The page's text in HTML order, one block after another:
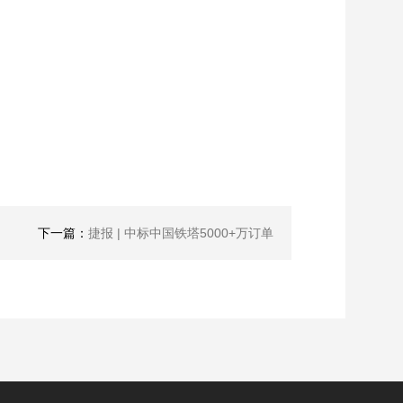
下一篇： 捷报 | 中标中国铁塔5000+万订单